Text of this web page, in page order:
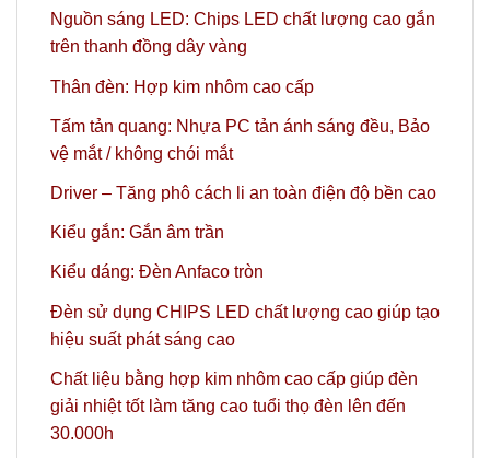
Nguồn sáng LED: Chips LED chất lượng cao gắn
trên thanh đồng dây vàng
Thân đèn: Hợp kim nhôm cao cấp
Tấm tản quang: Nhựa PC tản ánh sáng đều, Bảo
vệ mắt / không chói mắt
Driver – Tăng phô cách li an toàn điện độ bền cao
Kiểu gắn: Gắn âm trần
Kiểu dáng: Đèn Anfaco tròn
Đèn sử dụng CHIPS LED chất lượng cao giúp tạo
hiệu suất phát sáng cao
Chất liệu bằng hợp kim nhôm cao cấp giúp đèn
giải nhiệt tốt làm tăng cao tuổi thọ đèn lên đến
30.000h